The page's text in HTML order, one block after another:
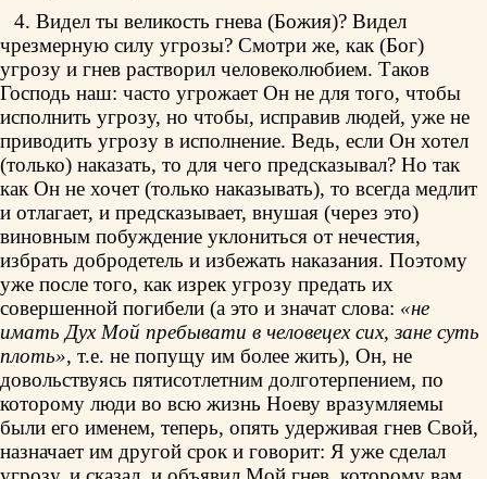
4. Видел ты великость гнева (Божия)? Видел
чрезмерную силу угрозы? Смотри же, как (Бог)
угрозу и гнев растворил человеколюбием. Таков
Господь наш: часто угрожает Он не для того, чтобы
исполнить угрозу, но чтобы, исправив людей, уже не
приводить угрозу в исполнение. Ведь, если Он хотел
(только) наказать, то для чего предсказывал? Но так
как Он не хочет (только наказывать), то всегда медлит
и отлагает, и предсказывает, внушая (через это)
виновным побуждение уклониться от нечестия,
избрать добродетель и избежать наказания. Поэтому
уже после того, как изрек угрозу предать их
совершенной погибели (а это и значат слова: «не
имать Дух Мой пребывати в человецех сих, зане суть
плоть», т.е. не попущу им более жить), Он, не
довольствуясь пятисотлетним долготерпением, по
которому люди во всю жизнь Ноеву вразумляемы
были его именем, теперь, опять удерживая гнев Свой,
назначает им другой срок и говорит: Я уже сделал